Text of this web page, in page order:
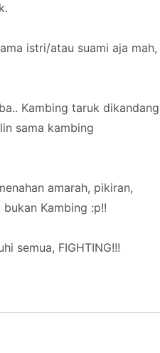
istri/atau suami aja mah,
Kambing taruk
sama kambing
amarah, pikiran,
Kambing :p!!
semua, FIGHTING!!!